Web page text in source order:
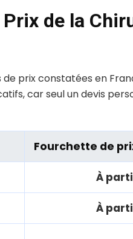
de la
prix constatées en
car seul un devis
Fourchette de
À
À